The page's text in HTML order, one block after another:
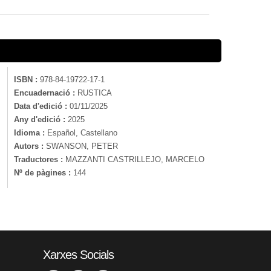
ISBN : 978-84-19722-17-1
Encuadernació : RUSTICA
Data d'edició : 01/11/2025
Any d'edició : 2025
Idioma : Español, Castellano
Autors : SWANSON, PETER
Traductores : MAZZANTI CASTRILLEJO, MARCELO
Nº de pàgines : 144
Xarxes Socials